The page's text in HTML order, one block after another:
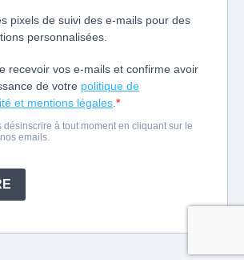
pixels de suivi des e-mails pour des
personnalisées.
recevoir vos e-mails et confirme avoir
de votre politique de
et mentions légales
désinscrire à tout moment en cliquant sur le
emails.